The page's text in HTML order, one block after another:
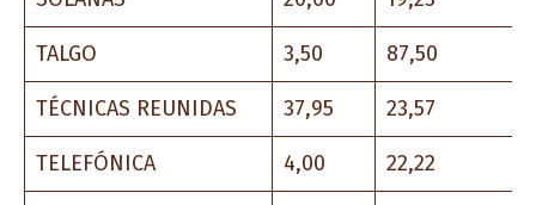
TALGO 3,50 87,50
TÉCNICAS REUNIDAS 37,95 23,57
TELEFÓNICA 4,00 22,22